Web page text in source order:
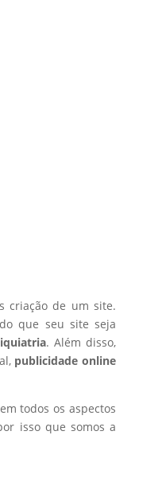
criação de um site.
que seu site seja
. Além disso,
publicidade online
todos os aspectos
isso que somos a